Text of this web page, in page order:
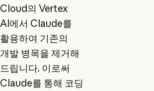
Cloud의 Vertex
AI에서 Claude를
활용하여 기존의
개발 병목을 제거해
드립니다. 이로써
Claude를 통해 코딩